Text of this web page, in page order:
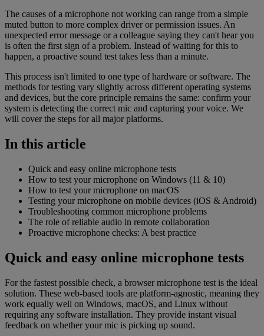
The causes of a microphone not working can range from a simple
muted button to more complex driver or permission issues. An
unexpected error message or a colleague saying they can't hear you
is often the first sign of a problem. Instead of waiting for this to
happen, a proactive sound test takes less than a minute.
This process isn't limited to one type of hardware or software. The
methods for testing vary slightly across different operating systems
and devices, but the core principle remains the same: confirm your
system is detecting the correct mic and capturing your voice. We
will cover the steps for all major platforms.
In this article
Quick and easy online microphone tests
How to test your microphone on Windows (11 & 10)
How to test your microphone on macOS
Testing your microphone on mobile devices (iOS & Android)
Troubleshooting common microphone problems
The role of reliable audio in remote collaboration
Proactive microphone checks: A best practice
Quick and easy online microphone tests
For the fastest possible check, a browser microphone test is the ideal
solution. These web-based tools are platform-agnostic, meaning they
work equally well on Windows, macOS, and Linux without
requiring any software installation. They provide instant visual
feedback on whether your mic is picking up sound.